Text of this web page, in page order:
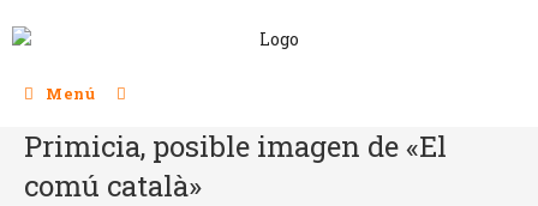
Menú
Primicia, posible imagen de «El
comú català»